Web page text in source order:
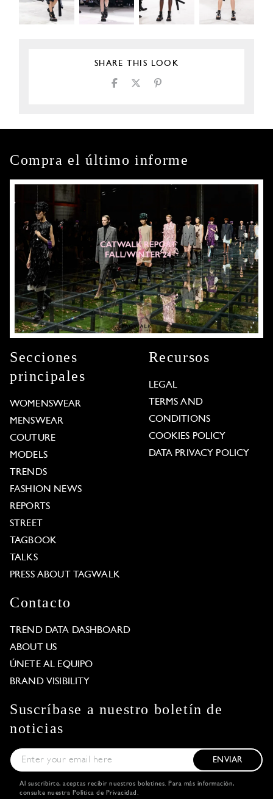
SHARE THIS LOOK
Compra el último informe
Secciones
principales
WOMENSWEAR
MENSWEAR
COUTURE
MODELS
TRENDS
FASHION NEWS
REPORTS
STREET
TAGBOOK
TALKS
PRESS ABOUT TAGWALK
Recursos
LEGAL
TERMS AND
CONDITIONS
COOKIES POLICY
DATA PRIVACY POLICY
Contacto
TREND DATA DASHBOARD
ABOUT US
ÚNETE AL EQUIPO
BRAND VISIBILITY
Suscríbase a nuestro boletín de
noticias
ENVIAR
Al suscribirte, aceptas recibir nuestros boletines. Para más información,
consulte nuestra Política de Privacidad .